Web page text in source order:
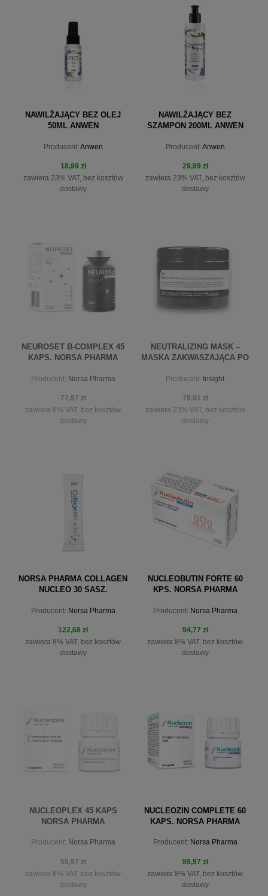
do koszyka
NAWILŻAJĄCY BEZ OLEJ
50ML ANWEN
Producent: Anwen
18,99 zł
zawiera 23% VAT, bez kosztów
dostawy
do koszyka
NAWILŻAJĄCY BEZ
SZAMPON 200ML ANWEN
Producent: Anwen
29,99 zł
zawiera 23% VAT, bez kosztów
dostawy
do koszyka
NEUROSET B-COMPLEX 45
KAPS. NORSA PHARMA
Producent: Norsa Pharma
77,97 zł
zawiera 8% VAT, bez kosztów
dostawy
powiadom o dostępności
NEUTRALIZING MASK –
MASKA ZAKWASZAJĄCA PO
500 ML INSIGHT
Producent: Insight
79,91 zł
zawiera 23% VAT, bez kosztów
dostawy
powiadom o dostępności
NORSA PHARMA COLLAGEN
NUCLEO 30 SASZ.
Producent: Norsa Pharma
122,68 zł
zawiera 8% VAT, bez kosztów
dostawy
NUCLEOBUTIN FORTE 60
KPS. NORSA PHARMA
Producent: Norsa Pharma
94,77 zł
zawiera 8% VAT, bez kosztów
dostawy
NUCLEOPLEX 45 KAPS
NORSA PHARMA
Producent: Norsa Pharma
59,97 zł
zawiera 8% VAT, bez kosztów
dostawy
NUCLEOZIN COMPLETE 60
KAPS. NORSA PHARMA
Producent: Norsa Pharma
89,97 zł
zawiera 8% VAT, bez kosztów
dostawy